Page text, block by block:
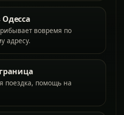
вовремя по
адресу.
поездка, помощь на